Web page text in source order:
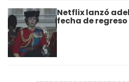
Netflix lanzó
fecha de regreso